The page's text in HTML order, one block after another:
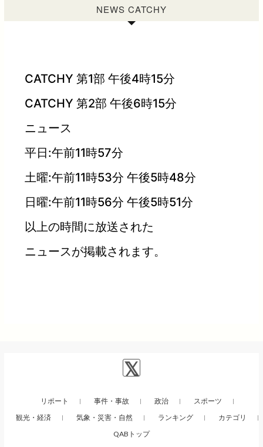
NEWS CATCHY
CATCHY 第1部 午後4時15分
CATCHY 第2部 午後6時15分
ニュース
平日:午前11時57分
土曜:午前11時53分 午後5時48分
日曜:午前11時56分 午後5時51分
以上の時間に放送された
ニュースが掲載されます。
リポート 事件・事故 政治
スポーツ
観光・経済
気象・災害・自然 ランキング
カテゴリ
QABトップ